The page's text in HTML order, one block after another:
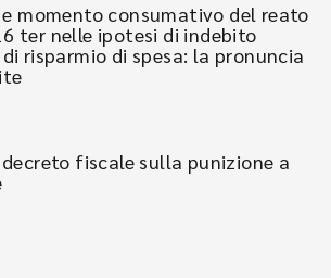
momento consumativo del reato
ter nelle ipotesi di indebito
risparmio di spesa: la pronuncia
fiscale sulla punizione a